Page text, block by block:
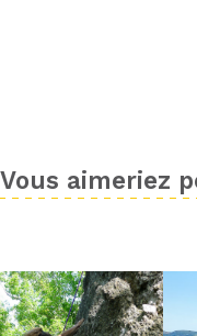
Vous aimeriez